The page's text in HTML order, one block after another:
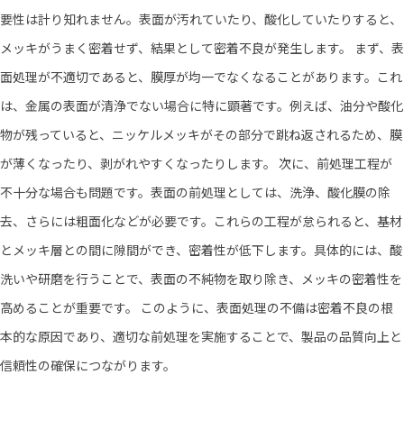
要性は計り知れません。表面が汚れていたり、酸化していたりすると、
メッキがうまく密着せず、結果として密着不良が発生します。 まず、表
面処理が不適切であると、膜厚が均一でなくなることがあります。これ
は、金属の表面が清浄でない場合に特に顕著です。例えば、油分や酸化
物が残っていると、ニッケルメッキがその部分で跳ね返されるため、膜
が薄くなったり、剥がれやすくなったりします。 次に、前処理工程が
不十分な場合も問題です。表面の前処理としては、洗浄、酸化膜の除
去、さらには粗面化などが必要です。これらの工程が怠られると、基材
とメッキ層との間に隙間ができ、密着性が低下します。具体的には、酸
洗いや研磨を行うことで、表面の不純物を取り除き、メッキの密着性を
高めることが重要です。 このように、表面処理の不備は密着不良の根
本的な原因であり、適切な前処理を実施することで、製品の品質向上と
信頼性の確保につながります。